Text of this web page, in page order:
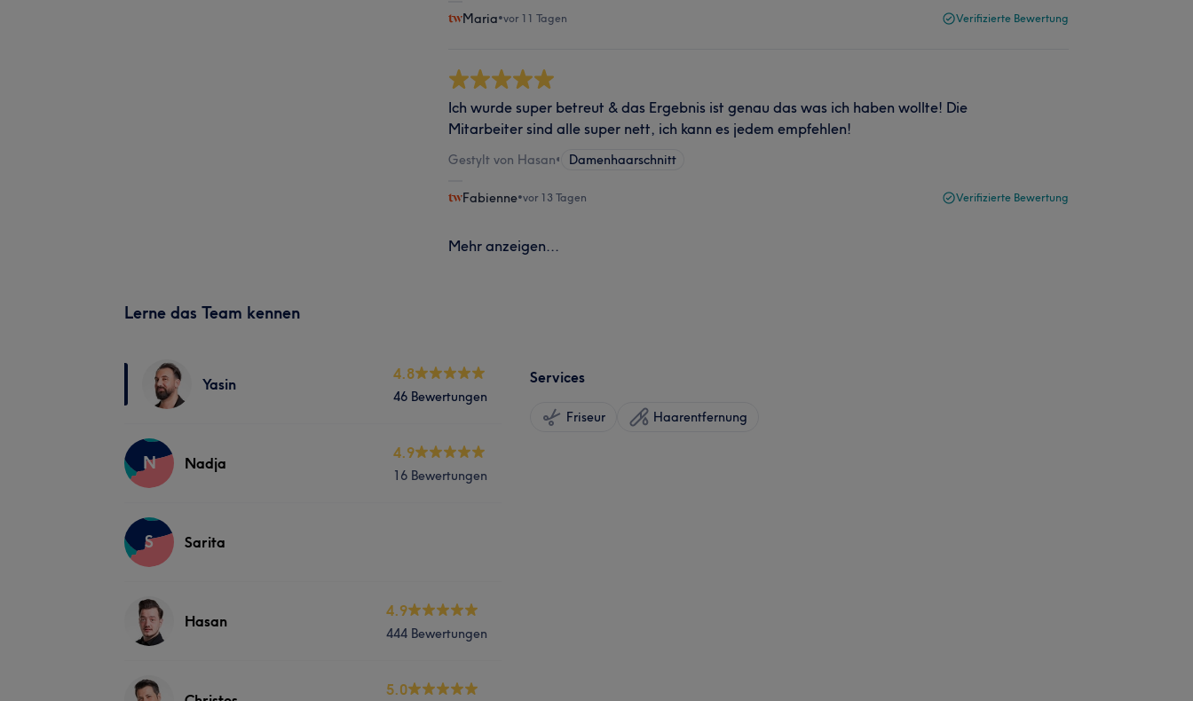
Maria•vor 11 Tagen Verifizierte Bewertung
Ich wurde super betreut & das Ergebnis ist genau das was ich haben wollte! Die
Mitarbeiter sind alle super nett, ich kann es jedem empfehlen!
Gestylt von Hasan• Damenhaarschnitt
Fabienne•vor 13 Tagen Verifizierte Bewertung
Mehr anzeigen...
Lerne das Team kennen
Yasin
4.8
46 Bewertungen
N Nadja
4.9
16 Bewertungen
S Sarita
Hasan
4.9
444 Bewertungen
5.0
Services
Friseur Haarentfernung